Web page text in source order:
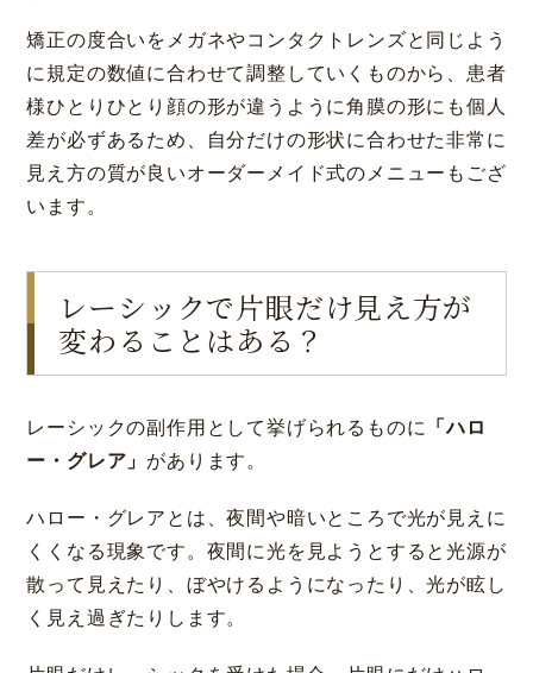
矯正の度合いをメガネやコンタクトレンズと同じよう
に規定の数値に合わせて調整していくものから、患者
様ひとりひとり顔の形が違うように角膜の形にも個人
差が必ずあるため、自分だけの形状に合わせた非常に
見え方の質が良いオーダーメイド式のメニューもござ
います。
レーシックで片眼だけ見え方が
変わることはある？
レーシックの副作用として挙げられるものに
「ハロ
ー・グレア」 があります。
ハロー・グレアとは、夜間や暗いところで光が見えに
くくなる現象です。夜間に光を見ようとすると光源が
散って見えたり、ぼやけるようになったり、光が眩し
く見え過ぎたりします。